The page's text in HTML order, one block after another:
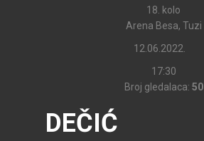
18. kolo
Arena Besa, Tuzi
12.06.2022.
17:30
Broj gledalaca: 50
DEČIĆ